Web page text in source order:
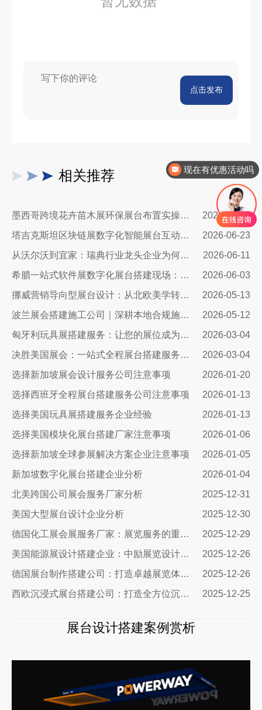
点击发布
相关推荐
墨西哥跨境花卉苗木展环保展台布置实操指南：避开行业骗局，靠绿色展台拿下北美花卉订单
2026-08-06
塔吉克斯坦区块链展数字化智能展台互动区全方案：高转化、可溯源、适配中亚数字市场的展台搭建指南
2026-06-23
从沃尔沃到宜家：瑞典行业龙头企业为何信赖我们的展台设计？
2026-06-11
希腊一站式软件展数字化展台搭建现场：科技赋能出海，打造欧洲数字展示新标杆
2026-06-03
挪威营销导向型展台设计：从北欧美学转化为商业增长
2026-05-13
波兰展会搭建施工公司｜深耕本地合规施工，助力中国企业高效出海参展
2026-05-12
匈牙利玩具展搭建服务：让您的展位成为布达佩斯最闪亮的明星
2026-03-04
决胜美国展会：一站式全程展台搭建服务，如何助您抢占市场先机
2026-03-04
选择新加坡展会设计服务公司注意事项
2026-01-20
选择西班牙全程展台搭建服务公司注意事项
2026-01-13
选择美国玩具展搭建服务企业经验
2026-01-13
选择美国模块化展台搭建厂家注意事项
2026-01-06
选择新加坡全球参展解决方案企业注意事项
2026-01-05
新加坡数字化展台搭建企业分析
2026-01-04
北美跨国公司展会服务厂家分析
2025-12-31
美国大型展台设计企业分析
2025-12-30
德国化工展会展服务厂家：展览服务的重要性及选择指南
2025-12-29
美国能源展设计搭建企业：中励展览设计搭建公司
2025-12-26
德国展台制作搭建公司：打造卓越展览体验的专业选择
2025-12-26
西欧沉浸式展台搭建公司：打造全方位沉浸式展览体验
2025-12-25
展台设计搭建案例赏析
现在有优惠活动吗